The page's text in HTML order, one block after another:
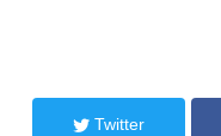
Twitter